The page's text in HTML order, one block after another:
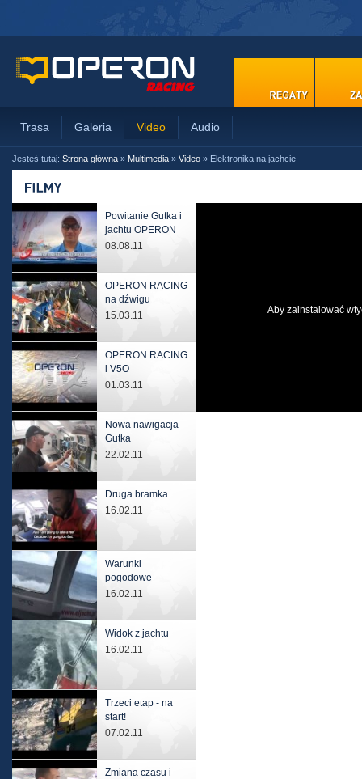
Trasa Galeria Video Audio
Jesteś tutaj: Strona główna » Multimedia » Video » Elektronika na jachcie
Powitanie Gutka i
jachtu OPERON
08.08.11
OPERON RACING
na dźwigu
15.03.11
OPERON RACING
i V5O
01.03.11
Nowa nawigacja
Gutka
22.02.11
Druga bramka
16.02.11
Warunki
pogodowe
16.02.11
Widok z jachtu
16.02.11
Trzeci etap - na
start!
07.02.11
Zmiana czasu i
Aby zainstalować